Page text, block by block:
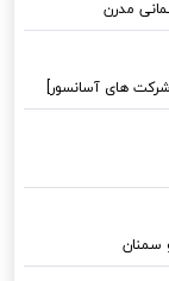
مدرن
های آسانسور]